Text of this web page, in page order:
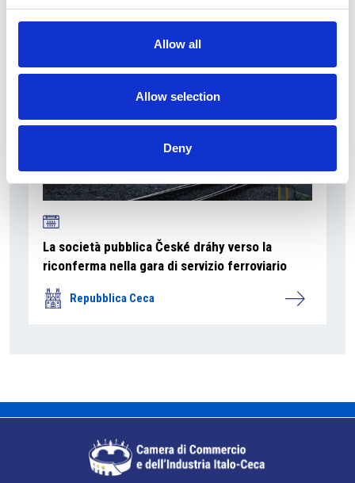
Allow all
Allow selection
Deny
La società pubblica České dráhy verso la
riconferma nella gara di servizio ferroviario
Repubblica Ceca